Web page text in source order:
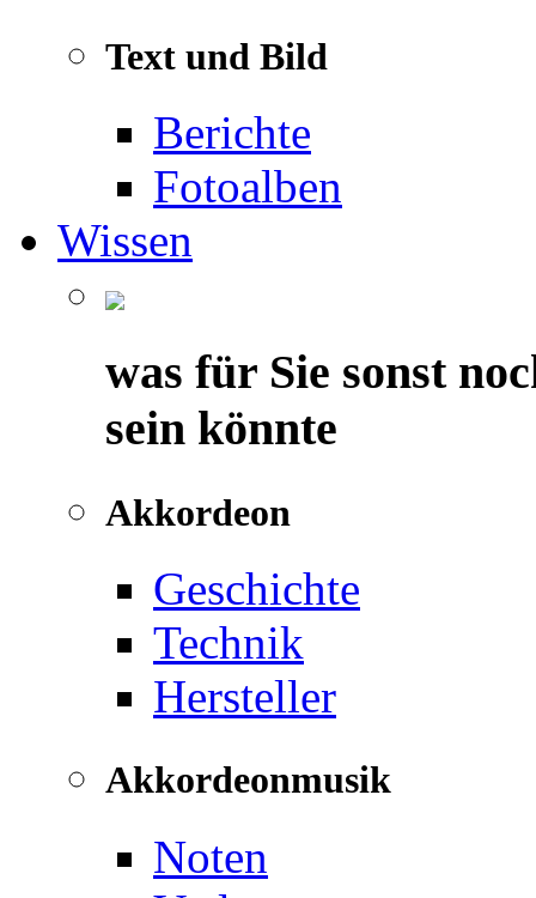
Text und Bild
Berichte
Fotoalben
Wissen
was für Sie sonst
sein könnte
Akkordeon
Geschichte
Technik
Hersteller
Akkordeonmusik
Noten